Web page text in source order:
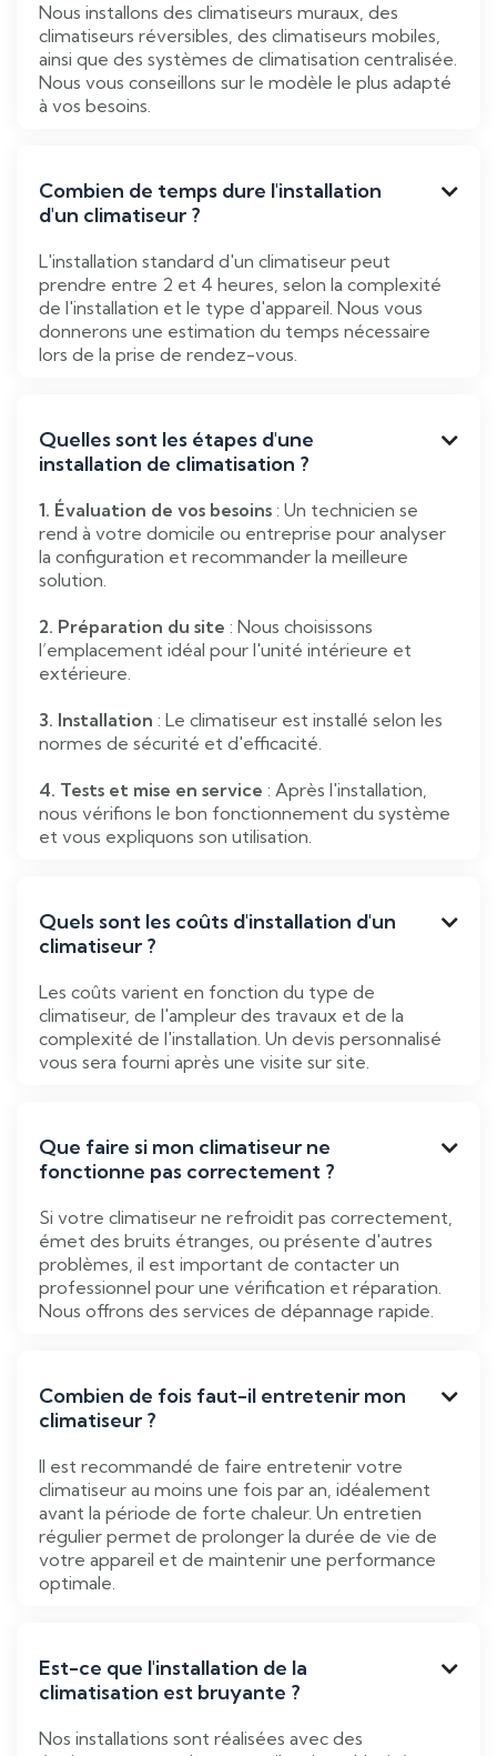
Nous installons des climatiseurs muraux, des
climatiseurs réversibles, des climatiseurs mobiles,
ainsi que des systèmes de climatisation centralisée.
Nous vous conseillons sur le modèle le plus adapté
à vos besoins.
Combien de temps dure l'installation
d'un climatiseur ?

L'installation standard d'un climatiseur peut
prendre entre 2 et 4 heures, selon la complexité
de l'installation et le type d'appareil. Nous vous
donnerons une estimation du temps nécessaire
lors de la prise de rendez-vous.
Quelles sont les étapes d'une
installation de climatisation ?

1. Évaluation de vos besoins : Un technicien se
rend à votre domicile ou entreprise pour analyser
la configuration et recommander la meilleure
solution.
2. Préparation du site : Nous choisissons
l’emplacement idéal pour l'unité intérieure et
extérieure.
3. Installation : Le climatiseur est installé selon les
normes de sécurité et d'efficacité.
4. Tests et mise en service : Après l'installation,
nous vérifions le bon fonctionnement du système
et vous expliquons son utilisation.
Quels sont les coûts d'installation d'un
climatiseur ?

Les coûts varient en fonction du type de
climatiseur, de l'ampleur des travaux et de la
complexité de l'installation. Un devis personnalisé
vous sera fourni après une visite sur site.
Que faire si mon climatiseur ne
fonctionne pas correctement ?

Si votre climatiseur ne refroidit pas correctement,
émet des bruits étranges, ou présente d'autres
problèmes, il est important de contacter un
professionnel pour une vérification et réparation.
Nous offrons des services de dépannage rapide.
Combien de fois faut-il entretenir mon
climatiseur ?

Il est recommandé de faire entretenir votre
climatiseur au moins une fois par an, idéalement
avant la période de forte chaleur. Un entretien
régulier permet de prolonger la durée de vie de
votre appareil et de maintenir une performance
optimale.
Est-ce que l'installation de la
climatisation est bruyante ?

Nos installations sont réalisées avec des